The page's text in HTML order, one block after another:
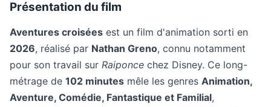
Présentation du film
Aventures croisées est un film d'animation sorti en
2026, réalisé par Nathan Greno, connu notamment
pour son travail sur Raiponce chez Disney. Ce long-
métrage de 102 minutes mêle les genres Animation,
Aventure, Comédie, Fantastique et Familial,